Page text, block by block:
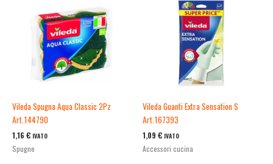
Vileda Spugna Aqua Classic 2Pz
Art.144790
1,16 € IVATO
Spugne
Vileda Guanti Extra Sensation S
Art.167393
1,09 € IVATO
Accessori cucina